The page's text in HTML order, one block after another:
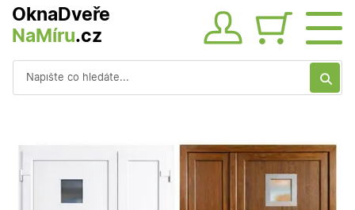
OknaDveře
NaMíru.cz Obsah